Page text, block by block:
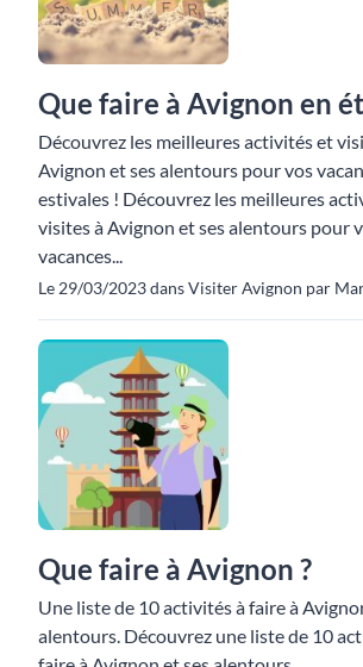
Que faire à Avignon en
Découvrez les meilleures activités et
Avignon et ses alentours pour vos
estivales ! Découvrez les meilleures
visites à Avignon et ses alentours pour
vacances...
Le 29/03/2023 dans Visiter Avignon par
Que faire à Avignon ?
Une liste de 10 activités à faire à
alentours. Découvrez une liste de 10